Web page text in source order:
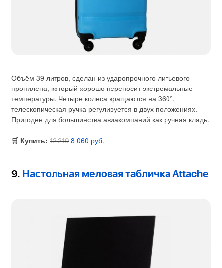
Объём 39 литров, сделан из ударопрочного литьевого
пропилена, который хорошо переносит экстремальные
температуры. Четыре колеса вращаются на 360°,
телескопическая ручка регулируется в двух положениях.
Пригоден для большинства авиакомпаний как ручная кладь.
🛒 Купить: 12 210 8 060 руб.
9. Настольная меловая табличка Attache